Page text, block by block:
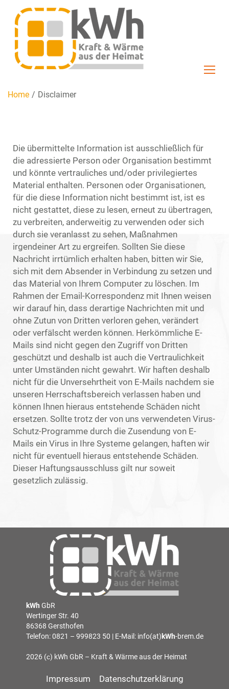
Home / Disclaimer
Die übermittelte Information ist ausschließlich für
die adressierte Person oder Organisation bestimmt
und könnte vertrauliches und/oder privilegiertes
Material enthalten. Personen oder Organisationen,
für die diese Information nicht bestimmt ist, ist es
nicht gestattet, diese zu lesen, erneut zu übertragen,
zu verbreiten, anderweitig zu verwenden oder sich
durch sie veranlasst zu sehen, Maßnahmen
irgendeiner Art zu ergreifen. Sollten Sie diese
Nachricht irrtümlich erhalten haben, bitten wir Sie,
sich mit dem Absender in Verbindung zu setzen und
das Material von Ihrem Computer zu löschen. Im
Rahmen der Email-Korrespondenz mit Ihnen weisen
wir darauf hin, dass derartige Nachrichten mit und
ohne Zutun von Dritten verloren gehen, verändert
oder verfälscht werden können. Herkömmliche E-
Mails sind nicht gegen den Zugriff von Dritten
geschützt und deshalb ist auch die Vertraulichkeit
unter Umständen nicht gewahrt. Wir haften deshalb
nicht für die Unversehrtheit von E-Mails nachdem sie
unseren Herrschaftsbereich verlassen haben und
können Ihnen hieraus entstehende Schäden nicht
ersetzen. Sollte trotz der von uns verwendeten Virus-
Schutz-Programme durch die Zusendung von E-
Mails ein Virus in Ihre Systeme gelangen, haften wir
nicht für eventuell hieraus entstehende Schäden.
Dieser Haftungsausschluss gilt nur soweit
gesetzlich zulässig.
kWh GbR
Wertinger Str. 40
86368 Gersthofen
Telefon: 0821 – 999823 50 | E-Mail: info(at)kWh-brem.de
2026 (с) kWh GbR – Kraft & Wärme aus der Heimat
Impressum Datenschutzerklärung